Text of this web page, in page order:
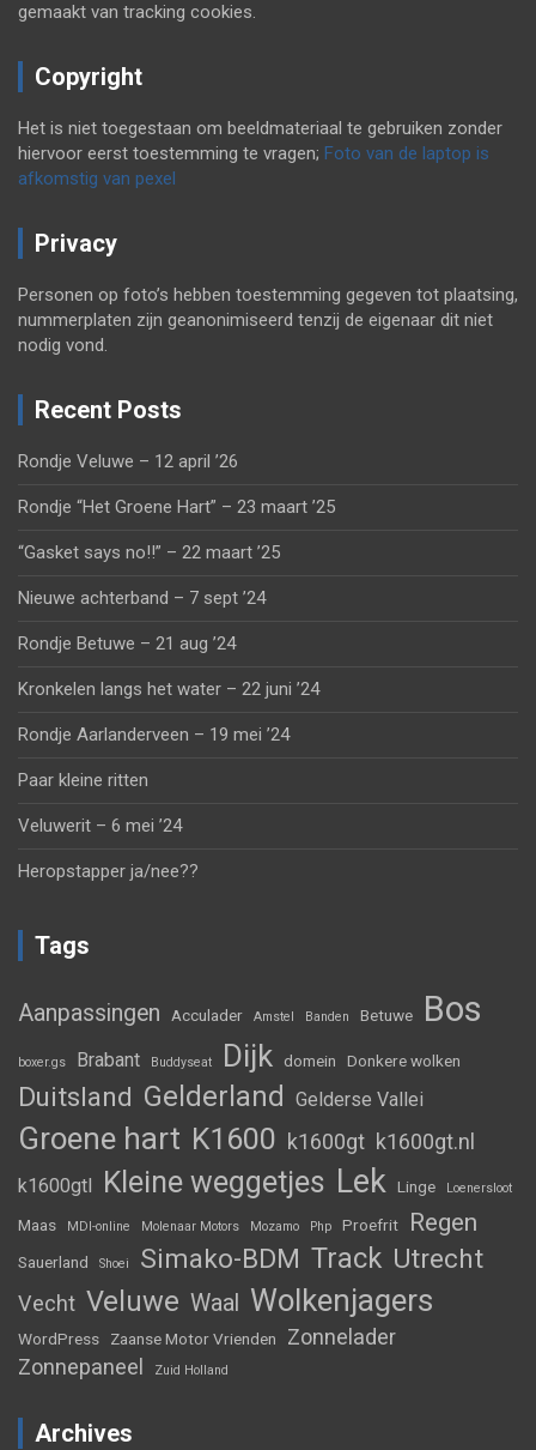
gemaakt van tracking cookies.
Copyright
Het is niet toegestaan om beeldmateriaal te gebruiken zonder
hiervoor eerst toestemming te vragen; Foto van de laptop is
afkomstig van pexel
Privacy
Personen op foto’s hebben toestemming gegeven tot plaatsing,
nummerplaten zijn geanonimiseerd tenzij de eigenaar dit niet
nodig vond.
Recent Posts
Rondje Veluwe – 12 april ’26
Rondje “Het Groene Hart” – 23 maart ’25
“Gasket says no!!” – 22 maart ’25
Nieuwe achterband – 7 sept ’24
Rondje Betuwe – 21 aug ’24
Kronkelen langs het water – 22 juni ’24
Rondje Aarlanderveen – 19 mei ’24
Paar kleine ritten
Veluwerit – 6 mei ’24
Heropstapper ja/nee??
Tags
Aanpassingen Acculader Amstel Banden Betuwe Bos
boxer.gs Brabant Buddyseat Dijk domein Donkere wolken
Duitsland Gelderland Gelderse Vallei
Groene hart K1600 k1600gt k1600gt.nl
k1600gtl Kleine weggetjes Lek Linge Loenersloot
Maas MDI-online Molenaar Motors Mozamo Php Proefrit Regen
Sauerland Shoei Simako-BDM Track Utrecht
Vecht Veluwe Waal Wolkenjagers
WordPress Zaanse Motor Vrienden
Zonnelader
Zonnepaneel
Zuid Holland
Archives